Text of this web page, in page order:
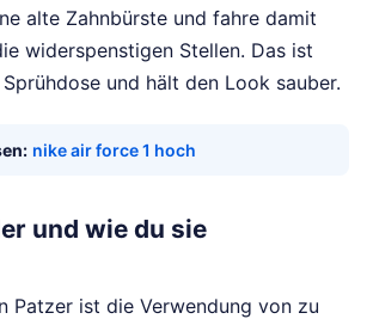
alte Zahnbürste und fahre damit
widerspenstigen Stellen. Das ist
und hält den Look sauber.
nike air force 1 hoch
und wie du sie
Patzer ist die Verwendung von zu